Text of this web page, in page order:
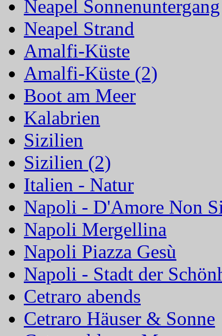
Neapel Sonnenuntergang
Neapel Strand
Amalfi-Küste
Amalfi-Küste (2)
Boot am Meer
Kalabrien
Sizilien
Sizilien (2)
Italien - Natur
Napoli - D'Amore Non
Napoli Mergellina
Napoli Piazza Gesù
Napoli - Stadt der
Cetraro abends
Cetraro Häuser & Sonne